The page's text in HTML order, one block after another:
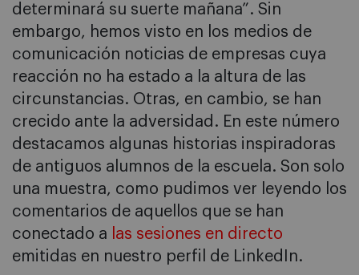
determinará su suerte mañana”. Sin
embargo, hemos visto en los medios de
comunicación noticias de empresas cuya
reacción no ha estado a la altura de las
circunstancias. Otras, en cambio, se han
crecido ante la adversidad. En este número
destacamos algunas historias inspiradoras
de antiguos alumnos de la escuela. Son solo
una muestra, como pudimos ver leyendo los
comentarios de aquellos que se han
conectado a las sesiones en directo
emitidas en nuestro perfil de LinkedIn.